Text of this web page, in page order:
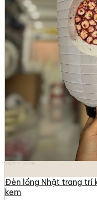
Đèn lồng Nhật trang trí
kem